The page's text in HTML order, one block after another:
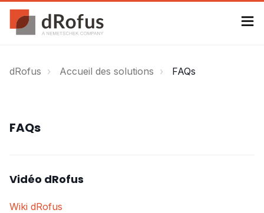
dRofus Accueil des solutions FAQs
FAQs
Vidéo dRofus
Wiki dRofus